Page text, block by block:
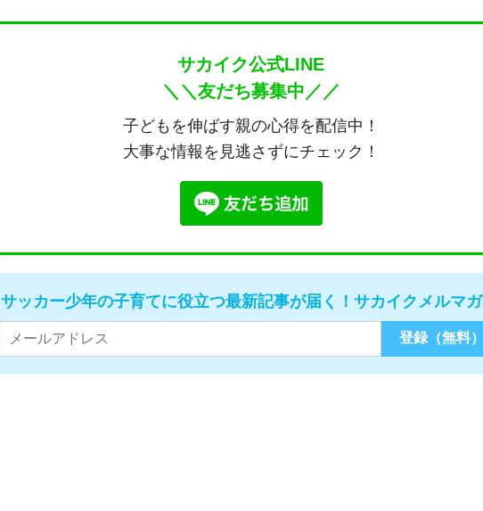
サカイク公式LINE
＼＼友だち募集中／／
子どもを伸ばす親の心得を配信中！
大事な情報を見逃さずにチェック！
サッカー少年の子育てに役立つ最新記事が届く！サカイクメルマガ